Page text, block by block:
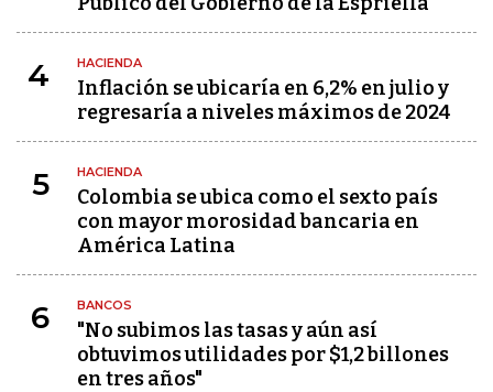
4 HACIENDA
Inflación se ubicaría en 6,2% en julio y
regresaría a niveles máximos de 2024
5 HACIENDA
Colombia se ubica como el sexto país
con mayor morosidad bancaria en
América Latina
6 BANCOS
"No subimos las tasas y aún así
obtuvimos utilidades por $1,2 billones
en tres años"